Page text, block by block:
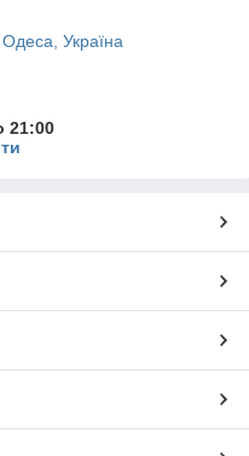
Україна
21:00